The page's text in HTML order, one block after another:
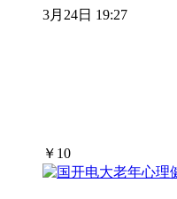
3月24日 19:27
￥ 10